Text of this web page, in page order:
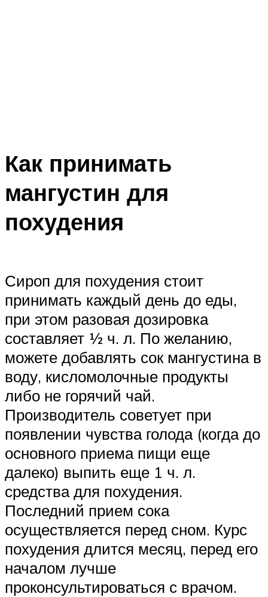
Как принимать
мангустин для
похудения
Сироп для похудения стоит
принимать каждый день до еды,
при этом разовая дозировка
составляет ½ ч. л. По желанию,
можете добавлять сок мангустина в
воду, кисломолочные продукты
либо не горячий чай.
Производитель советует при
появлении чувства голода (когда до
основного приема пищи еще
далеко) выпить еще 1 ч. л.
средства для похудения.
Последний прием сока
осуществляется перед сном. Курс
похудения длится месяц, перед его
началом лучше
проконсультироваться с врачом.